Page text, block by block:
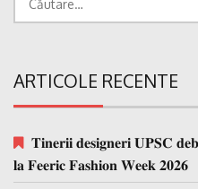
ARTICOLE RECENTE
𝐓𝐢𝐧𝐞𝐫𝐢𝐢 𝐝𝐞𝐬𝐢𝐠𝐧𝐞𝐫𝐢 𝐔𝐏𝐒𝐂
𝐥𝐚 𝐅𝐞𝐞𝐫𝐢𝐜 𝐅𝐚𝐬𝐡𝐢𝐨𝐧 𝐖𝐞𝐞𝐤 𝟐𝟎𝟐𝟔